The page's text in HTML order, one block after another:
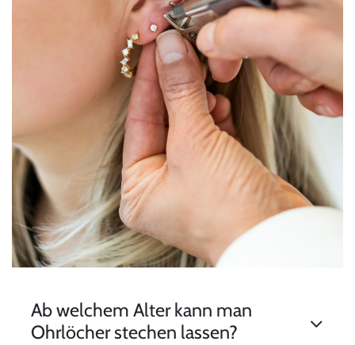
Ab welchem Alter kann man
Ohrlöcher stechen lassen?